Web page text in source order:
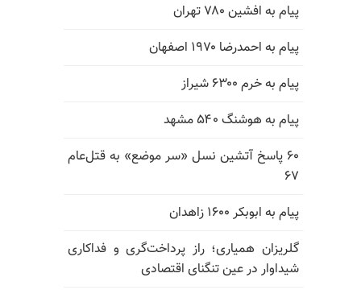
پیام به افشین ۷۸۰ تهران
پیام به احمدرضا ۱۹۷۰ اصفهان
پیام به خرم ۶۳۰۰ شیراز
پیام به هوشنگ ۵۴۰ مشهد
۶۰ پاسخ آتشین نسل «سر موضع» به قتل‌عام
۶۷
پیام به ابوبکر ۱۶۰۰ زاهدان
گلریزان همیاری؛ راز پرداخت‌گری و فداکاری
شیداوار در عین تنگنای اقتصادی